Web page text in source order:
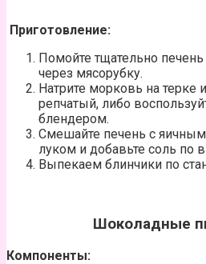
Приготовление:
Помойте тщательно печень
через мясорубку.
Натрите морковь на терке
репчатый, либо
блендером.
Смешайте печень с
луком и добавьте соль по
Выпекаем блинчики по
Шоколадные
Компоненты: